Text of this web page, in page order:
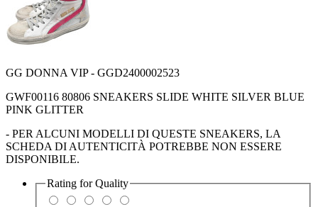
GG DONNA VIP - GGD2400002523
GWF00116 80806 SNEAKERS SLIDE WHITE SILVER BLUE
PINK GLITTER
- PER ALCUNI MODELLI DI QUESTE SNEAKERS, LA
SCHEDA DI AUTENTICITÀ POTREBBE NON ESSERE
DISPONIBILE.
Rating forQuality